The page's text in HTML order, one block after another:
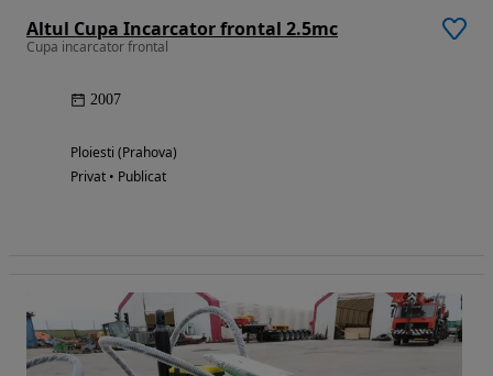
Altul Cupa Incarcator frontal 2.5mc
Cupa incarcator frontal
2007
Ploiesti (Prahova)
Privat • Publicat